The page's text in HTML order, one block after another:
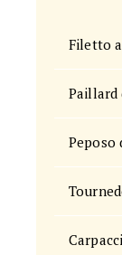
Filetto
Peposo